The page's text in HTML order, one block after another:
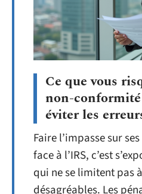
Ce que vous
non-
éviter les
Faire l’impasse sur
face à l’IRS, c’est
qui ne se limitent pas
désagréables. Les